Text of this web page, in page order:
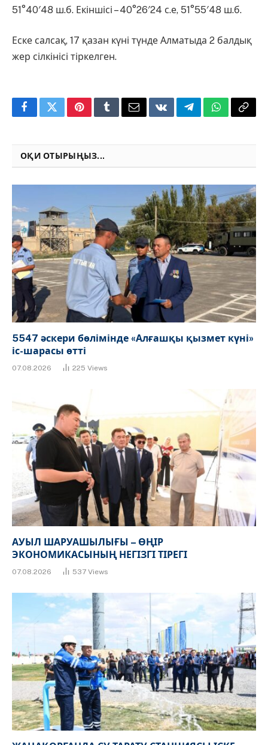
51°40′48 ш.б. Екіншісі – 40°26′24 с.е, 51°55′48 ш.б.
Еске салсақ, 17 қазан күні түнде Алматыда 2 балдық
жер сілкінісі тіркелген.
FacebookTwitterPinterestTumblrEmailVKontakteTelegramWhatsApp
Copy
ОҚИ ОТЫРЫҢЫЗ...
5547 әскери бөлімінде «Алғашқы қызмет күні»
іс-шарасы өтті
07.08.2026 225 Views
АУЫЛ ШАРУАШЫЛЫҒЫ – ӨҢІР
ЭКОНОМИКАСЫНЫҢ НЕГІЗГІ ТІРЕГІ
07.08.2026 537 Views